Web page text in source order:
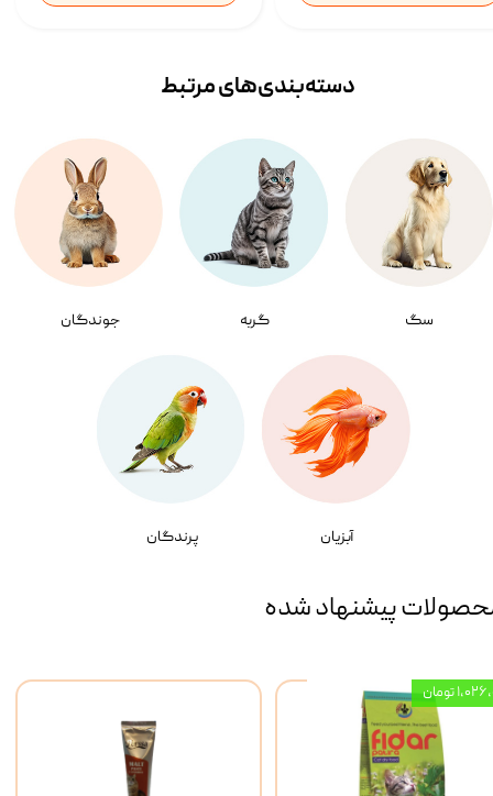
سگ گربه جوندگان
آبزیان پرندگان
دسته‌بندی‌‌های مرتبط
پیشنهاد شده
تومان